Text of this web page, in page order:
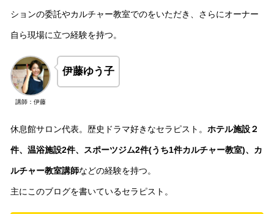
ションの委託やカルチャー教室でのをいただき、さらにオーナー
自ら現場に立つ経験を持つ。
講師：伊藤
伊藤ゆう子
休息館サロン代表。歴史ドラマ好きなセラピスト。 ホテル施設２
件、温浴施設2件、スポーツジム2件(うち1件カルチャー教室)、カ
ルチャー教室講師などの経験を持つ。
主にこのブログを書いているセラピスト。